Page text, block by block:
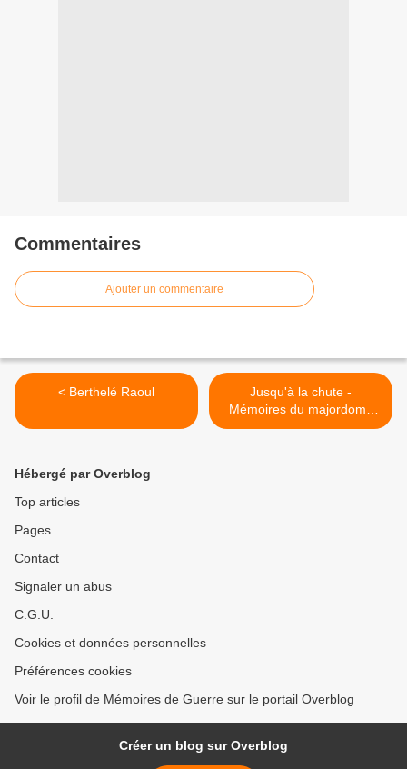
Commentaires
Ajouter un commentaire
< Berthelé Raoul
Jusqu'à la chute -
Mémoires du majordome
d'Hitler >
Hébergé par Overblog
Top articles
Pages
Contact
Signaler un abus
C.G.U.
Cookies et données personnelles
Préférences cookies
Voir le profil de Mémoires de Guerre sur le portail Overblog
Créer un blog sur Overblog